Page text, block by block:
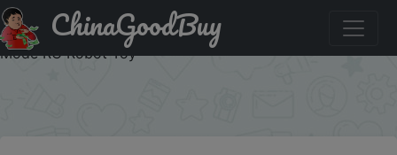
Придбати по акціи JJRC R7 Detachable Removable
Gyroscopes Top Gyro 3-Modes Wind-up Car Launching
Mode RC Robot Toy
ChinaGoodBuy